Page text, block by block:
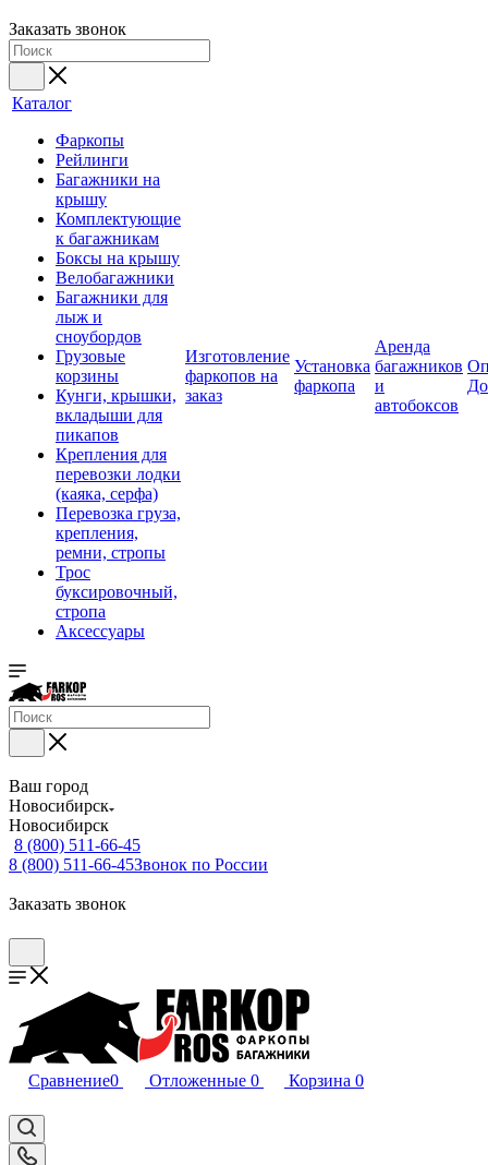
Заказать звонок
Каталог
Фаркопы
Рейлинги
Багажники на
крышу
Комплектующие
к багажникам
Боксы на крышу
Велобагажники
Багажники для
лыж и
сноубордов
Грузовые
корзины
Кунги, крышки,
вкладыши для
пикапов
Крепления для
перевозки лодки
(каяка, серфа)
Перевозка груза,
крепления,
ремни, стропы
Трос
буксировочный,
стропа
Аксессуары
Изготовление
фаркопов на
заказ
Установка
фаркопа
Аренда
багажников
и
автобоксов
Ваш город
Новосибирск
Новосибирск
8 (800) 511-66-45
8 (800) 511-66-45Звонок по России
Заказать звонок
Сравнение0 Отложенные 0 Корзина 0